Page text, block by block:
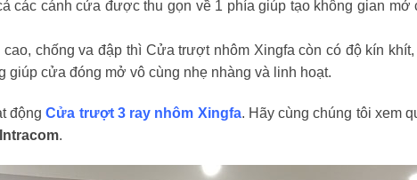
các cánh cửa được thu gọn về 1 phía giúp tạo không gian mở
chống va đập thì Cửa trượt nhôm Xingfa còn có độ kín
giúp cửa đóng mở vô cùng nhẹ nhàng và linh hoạt.
độngCửa trượt 3 ray nhôm Xingfa. Hãy cùng chúng tôi xem
.